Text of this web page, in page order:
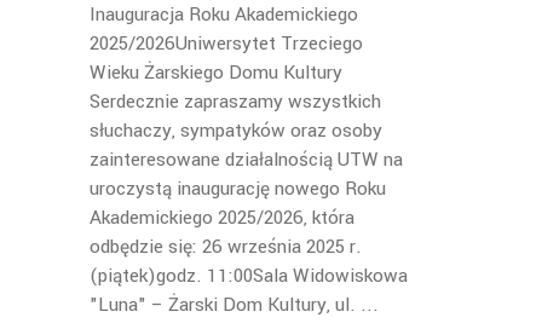
Inauguracja Roku Akademickiego
2025/2026Uniwersytet Trzeciego
Wieku Żarskiego Domu Kultury
Serdecznie zapraszamy wszystkich
słuchaczy, sympatyków oraz osoby
zainteresowane działalnością UTW na
uroczystą inaugurację nowego Roku
Akademickiego 2025/2026, która
odbędzie się: 26 września 2025 r.
(piątek)godz. 11:00Sala Widowiskowa
"Luna" – Żarski Dom Kultury, ul.